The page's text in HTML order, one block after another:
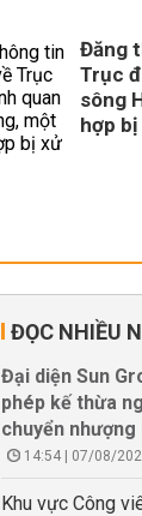
Đăng
Trục
sông
hợp
ĐỌC NHIỀU
Đại diện Sun
phép kế thừa
chuyển nhượng
14:54 | 07/08/
Khu vực Công